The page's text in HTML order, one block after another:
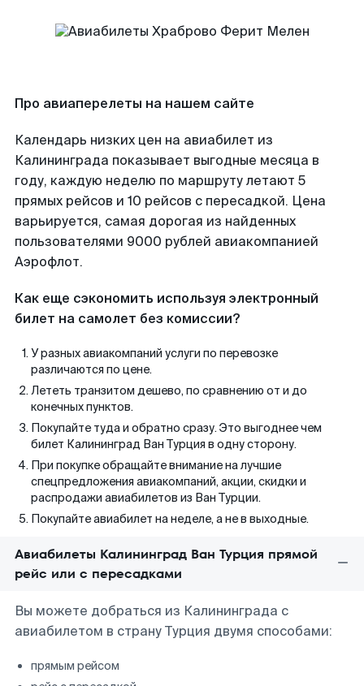
Про авиаперелеты на нашем сайте
Календарь низких цен на авиабилет из
Калининграда показывает выгодные месяца в
году, каждую неделю по маршруту летают 5
прямых рейсов и 10 рейсов с пересадкой. Цена
варьируется, самая дорогая из найденных
пользователями 9000 рублей авиакомпанией
Аэрофлот.
Как еще сэкономить используя электронный
билет на самолет без комиссии?
У разных авиакомпаний услуги по перевозке
различаются по цене.
Лететь транзитом дешево, по сравнению от и до
конечных пунктов.
Покупайте туда и обратно сразу. Это выгоднее чем
билет Калининград Ван Турция в одну сторону.
При покупке обращайте внимание на лучшие
спецпредложения авиакомпаний, акции, скидки и
распродажи авиабилетов из Ван Турции.
Покупайте авиабилет на неделе, а не в выходные.
Авиабилеты Калининград Ван Турция прямой
рейс или с пересадками
Вы можете добраться из Калининграда с
авиабилетом в страну Турция двумя способами:
прямым рейсом